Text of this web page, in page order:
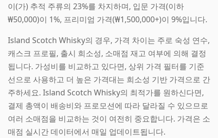
이(가) 추적 주류의 23%를 차지하며, 입문 가격(이하
₩50,000)이 1%, 프리미엄 가격(₩1,500,000+)이 9%입니다.
Island Scotch Whisky의 경우, 가격 차이는 주로 숙성 연수,
캐스크 프로필, 출시 희소성, 소매점 재고 여부에 의해 결정
됩니다. 가성비를 비교하고 있다면, 상위 가격 필터를 기준
선으로 사용하고 더 높은 가격대는 희소성 기반 가격으로 간
주하세요. Island Scotch Whisky의 최적가를 원하신다면,
결제 총액이 배송비와 프로모션에 따라 달라질 수 있으므로
여러 소매점을 비교하는 것이 여전히 중요합니다. 가격은 소
매점 실시간 데이터에서 매일 업데이트됩니다.